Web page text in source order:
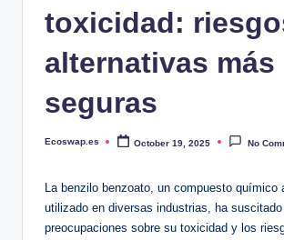
toxicidad:
alternativas más
seguras
Posted
Ecoswap.es October 19, 2025 No
La benzilo benzoato, un compuesto químico
utilizado en diversas industrias, ha⁣ suscitado
preocupaciones‍ sobre su toxicidad y los